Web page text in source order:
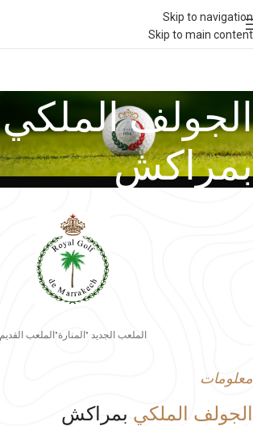
Skip to navigation
Skip to main content
الجولف الملكي
بمراكش
الملعب الجديد "المنارة"الملعب القديم
معلومات
الجولف الملكي بمراكش